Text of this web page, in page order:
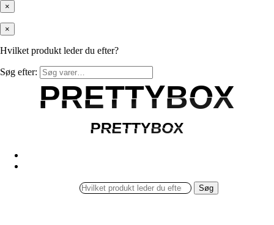
×
×
Hvilket produkt leder du efter?
Søg efter:
PRETTYBOX
PRETTYBOX
PRETTYBOX
PRETTYBOX
Søg